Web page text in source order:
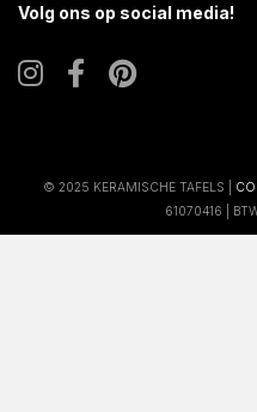
Volg ons op social media!
© 2025 KERAMISCHE TAFELS |
61070416 |